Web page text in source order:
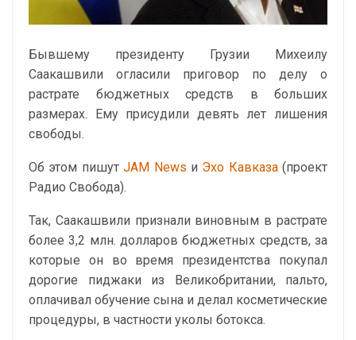
Бывшему президенту Грузии Михеилу
Саакашвили огласили приговор по делу о
растрате бюджетных средств в больших
размерах. Ему присудили девять лет лишения
свободы.
Об этом пишутJAM News и Эхо Кавказа(проект
Радио Свобода).
Так, Саакашвили признали виновным в растрате
более 3,2 млн. долларов бюджетных средств, за
которые он во время президентства покупал
дорогие пиджаки из Великобритании, пальто,
оплачивал обучение сына и делал косметические
процедуры, в частности уколы ботокса.